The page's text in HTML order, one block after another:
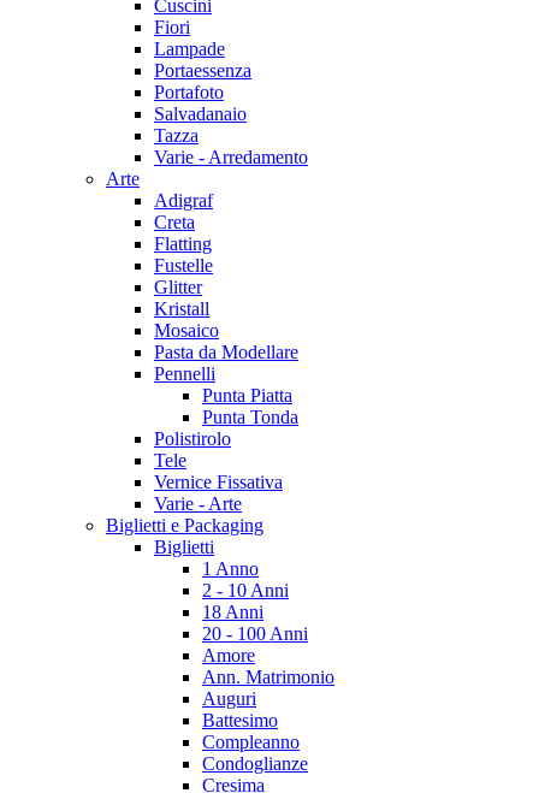
Cuscini
Fiori
Lampade
Portaessenza
Portafoto
Salvadanaio
Tazza
Varie - Arredamento
Arte
Adigraf
Creta
Flatting
Fustelle
Glitter
Kristall
Mosaico
Pasta da Modellare
Pennelli
Punta Piatta
Punta Tonda
Polistirolo
Tele
Vernice Fissativa
Varie - Arte
Biglietti e Packaging
Biglietti
1 Anno
2 - 10 Anni
18 Anni
20 - 100 Anni
Amore
Ann. Matrimonio
Auguri
Battesimo
Compleanno
Condoglianze
Cresima